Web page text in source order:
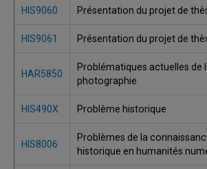
HIS9060 Présentation du projet de
HIS9061 Présentation du projet de
HAR5850
Problématiques actuelles de
photographie
HIS490X Problème historique
HIS8006
Problèmes de la
historique en humanités